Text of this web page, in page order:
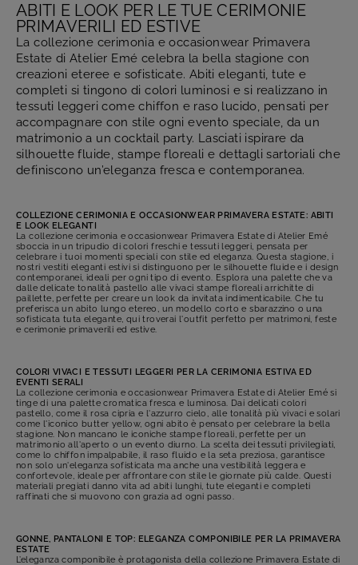
ABITI E LOOK PER LE TUE CERIMONIE
PRIMAVERILI ED ESTIVE
La collezione cerimonia e occasionwear Primavera
Estate di Atelier Emé celebra la bella stagione con
creazioni eteree e sofisticate. Abiti eleganti, tute e
completi si tingono di colori luminosi e si realizzano in
tessuti leggeri come chiffon e raso lucido, pensati per
accompagnare con stile ogni evento speciale, da un
matrimonio a un cocktail party. Lasciati ispirare da
silhouette fluide, stampe floreali e dettagli sartoriali che
definiscono un’eleganza fresca e contemporanea.
COLLEZIONE CERIMONIA E OCCASIONWEAR PRIMAVERA ESTATE: ABITI
E LOOK ELEGANTI
La collezione cerimonia e occasionwear Primavera Estate di Atelier Emé
sboccia in un tripudio di colori freschi e tessuti leggeri, pensata per
celebrare i tuoi momenti speciali con stile ed eleganza. Questa stagione, i
nostri vestiti eleganti estivi si distinguono per le silhouette fluide e i design
contemporanei, ideali per ogni tipo di evento. Esplora una palette che va
dalle delicate tonalità pastello alle vivaci stampe floreali arrichitte di
paillette, perfette per creare un look da invitata indimenticabile. Che tu
preferisca un abito lungo etereo, un modello corto e sbarazzino o una
sofisticata tuta elegante, qui troverai l'outfit perfetto per matrimoni, feste
e cerimonie primaverili ed estive.
COLORI VIVACI E TESSUTI LEGGERI PER LA CERIMONIA ESTIVA ED
EVENTI SERALI
La collezione cerimonia e occasionwear Primavera Estate di Atelier Emé si
tinge di una palette cromatica fresca e luminosa. Dai delicati colori
pastello, come il rosa cipria e l'azzurro cielo, alle tonalità più vivaci e solari
come l'iconico butter yellow, ogni abito è pensato per celebrare la bella
stagione. Non mancano le iconiche stampe floreali, perfette per un
matrimonio all'aperto o un evento diurno. La scelta dei tessuti privilegiati,
come lo chiffon impalpabile, il raso fluido e la seta preziosa, garantisce
non solo un'eleganza sofisticata ma anche una vestibilità leggera e
confortevole, ideale per affrontare con stile le giornate più calde. Questi
materiali pregiati danno vita ad abiti lunghi, tute eleganti e completi
raffinati che si muovono con grazia ad ogni passo.
GONNE, PANTALONI E TOP: ELEGANZA COMPONIBILE PER LA PRIMAVERA
ESTATE
L’eleganza componibile è protagonista della collezione Primavera Estate di